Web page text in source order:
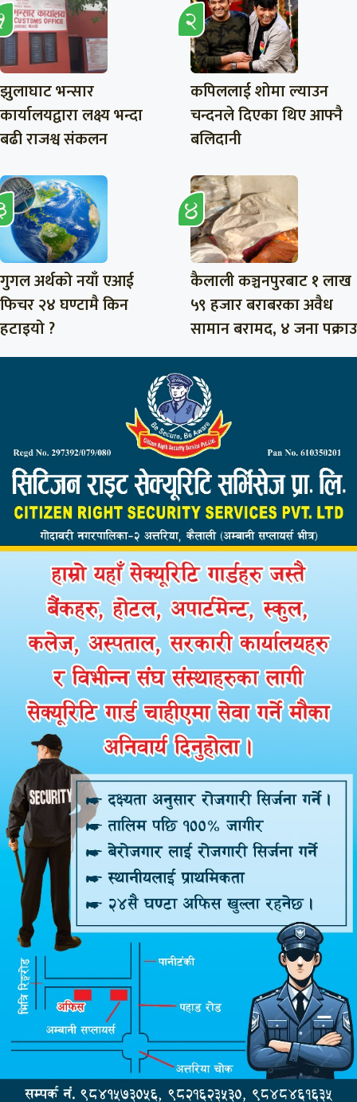
झुलाघाट भन्सार
कार्यालयद्वारा लक्ष्य भन्दा
बढी राजश्व संकलन
कपिललाई शोमा ल्याउन
चन्दनले दिएका थिए आफ्नै
बलिदानी
गुगल अर्थको नयाँ एआई
फिचर २४ घण्टामै किन
हटाइयो ?
कैलाली कञ्चनपुरबाट १ लाख
५९ हजार बराबरका अवैध
सामान बरामद, ४ जना पक्राउ